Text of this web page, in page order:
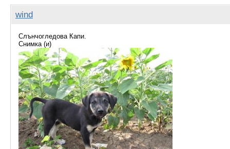
wind
Слънчогледова Капи.
Снимка (и)